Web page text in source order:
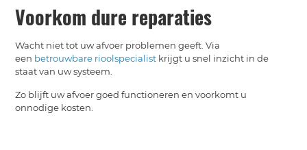
Voorkom dure reparaties
Wacht niet tot uw afvoer problemen geeft. Via
een betrouwbare rioolspecialist krijgt u snel inzicht in de
staat van uw systeem.
Zo blijft uw afvoer goed functioneren en voorkomt u
onnodige kosten.